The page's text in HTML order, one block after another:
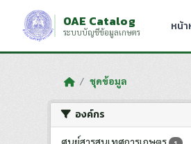
Skip to main content
OAE Catalog
ระบบบัญชีข้อมูลเกษตร หน้
ชุดข้อมูล
องค์กร